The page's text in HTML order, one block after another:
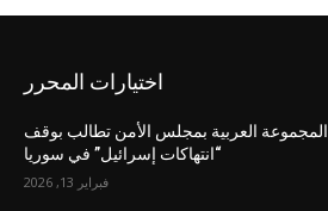
اختيارات المحرر
المجموعة العربية بمجلس الأمن تطالب بوقف
“انتهاكات إسرائيل” في سوريا
فبراير 13, 2026